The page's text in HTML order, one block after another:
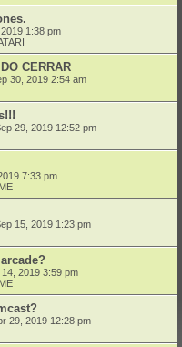
1:38 pm
CERRAR
30, 2019 2:54 am
29, 2019 12:52 pm
7:33 pm
15, 2019 1:23 pm
14, 2019 3:59 pm
29, 2019 12:28 pm